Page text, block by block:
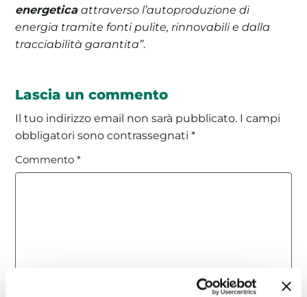
energeticaattraverso l’autoproduzione di
energia tramite fonti pulite, rinnovabili e dalla
tracciabilità garantita”.
Lascia un commento
Il tuo indirizzo email non sarà pubblicato. I campi
obbligatori sono contrassegnati*
Commento*